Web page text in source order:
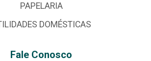
PAPELARIA
DOMÉSTICAS
Fale Conosco